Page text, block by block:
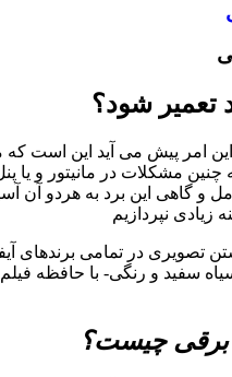
تعمیر شود؟
پیش می آید این است که
مشکلات در مانیتور و یا
و گاهی این برد به هردو آن
نپردازیم
تصویری در تمامی
سفید و رنگی- با حافظه
برقی چیست؟